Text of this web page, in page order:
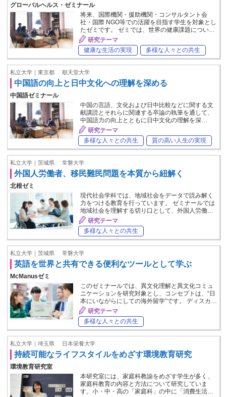
グローバルヘルス・ゼミナール
将来、国際機関・援助機関・コンサルタント会
社・国際 NGO等での活躍を目指す学生を対象とし
たゼミです。 ゼミでは、世界の健康課題につい…
研究テーマ
健康な生活の実現
多様な人々との共生
私立大学｜東京都 順天堂大学
中国語の向上と日中文化への理解を深める
中国語ゼミナール
中国の言語、文化および日中比較などに関する文
献講読とそれらに関連する卒論の執筆を通して、
中国語力の向上とともに日中文化の理解を深…
研究テーマ
多様な人々との共生
質の高い人生の実現
私立大学｜茨城県 常磐大学
外国人労働者、移民難民問題を本質から紐解く
北根ゼミ
現代社会学科では、地域社会をデータで読み解く
力をつける教育を行っています。 ゼミナールでは
地域社会を理解する切り口として、外国人労働…
研究テーマ
多様な人々との共生
私立大学｜茨城県 常磐大学
英語を世界と共有できる便利なツールとして学ぶ
McManusゼミ
このゼミナールでは、異文化理解と異文化コミュ
ニケーションを研究対象とし、コンセプトは、“日
本にいながらにしての海外留学”です。 ディスカ…
研究テーマ
多様な人々との共生
私立大学｜埼玉県 日本栄養大学
持続可能なライフスタイルをめざす環境教育研究
環境教育研究室
本研究室には、家庭科教諭をめざす学生が多く、
家庭科教育の内容と方法について研究していま
す。小・中・高の「家庭科」の中に「消費生活…